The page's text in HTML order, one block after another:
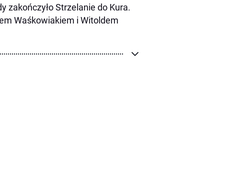
zakończyło Strzelanie do Kura.
Waśkowiakiem i Witoldem